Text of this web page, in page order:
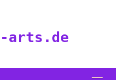
arts.de